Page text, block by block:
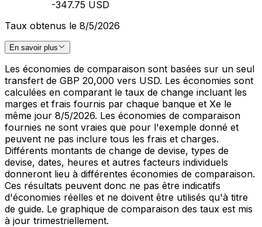
-347.75 USD
Taux obtenus le 8/5/2026
En savoir plus
Les économies de comparaison sont basées sur un seul
transfert de GBP 20,000 vers USD. Les économies sont
calculées en comparant le taux de change incluant les
marges et frais fournis par chaque banque et Xe le
même jour 8/5/2026. Les économies de comparaison
fournies ne sont vraies que pour l'exemple donné et
peuvent ne pas inclure tous les frais et charges.
Différents montants de change de devise, types de
devise, dates, heures et autres facteurs individuels
donneront lieu à différentes économies de comparaison.
Ces résultats peuvent donc ne pas être indicatifs
d'économies réelles et ne doivent être utilisés qu'à titre
de guide. Le graphique de comparaison des taux est mis
à jour trimestriellement.